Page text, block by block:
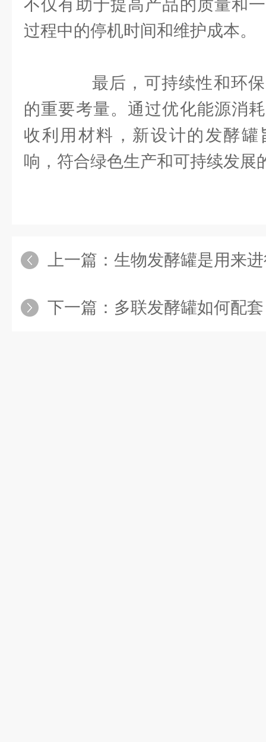
不仅有助于提高产品的质量和
过程中的停机时间和维护成本。
最后，可持续性和环保
的重要考量。通过优化能源消
收利用材料，新设计的发酵
响，符合绿色生产和可持续发展
上一篇： 生物发酵罐是用来
下一篇： 多联发酵罐如何配